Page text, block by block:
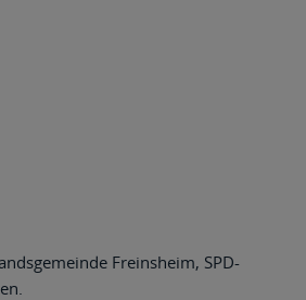
Freinsheim, SPD-